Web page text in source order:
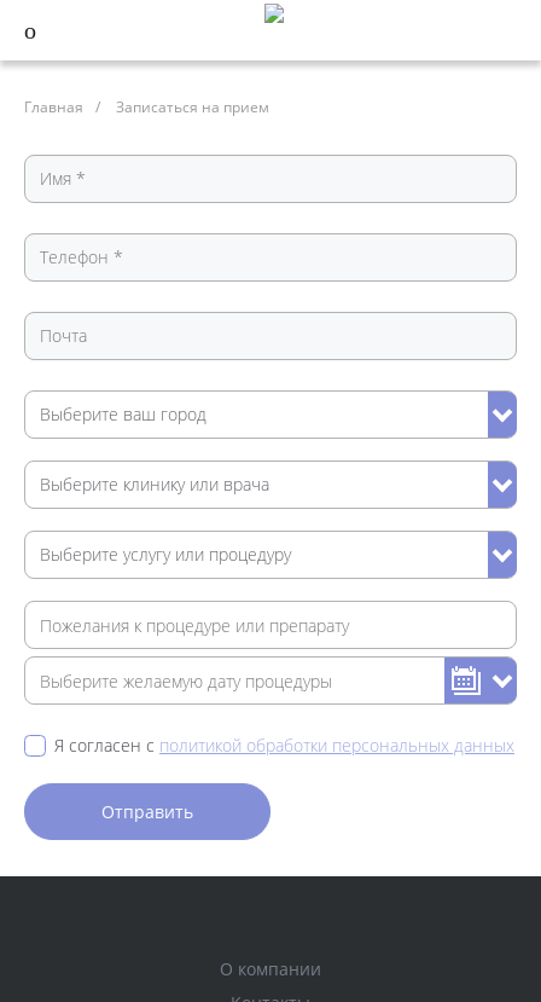
Главная / Записаться на прием
Я согласен с политикой обработки персональных данных
О компании